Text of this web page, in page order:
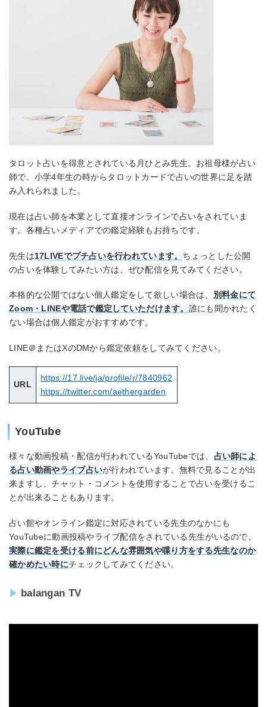
タロット占いを得意とされている月ひとみ先生。お祖母様が占い
師で、小学4年生の時からタロットカードで占いの世界に足を踏
み入れられました。
現在は占い師を本業として直接オンラインで占いをされていま
す。各種占いメディアでの鑑定経験もお持ちです。
先生は17LIVEでプチ占いを行われています。 ちょっとした公開
の占いを体験してみたい方は、ぜひ配信を見てみてください。
本格的な公開ではない個人鑑定をして欲しい場合は、 別料金にて
Zoom・LINEや電話で鑑定していただけます。 誰にも聞かれたく
ない場合は個人鑑定がおすすめです。
LINE＠またはXのDMから鑑定依頼をしてみてください。
URL
https://17.live/ja/profile/r/7840962
https://twitter.com/aethergarden
YouTube
様々な動画投稿・配信が行われているYouTubeでは、 占い師によ
る占い動画やライブ占いが行われています。無料で見ることが出
来ますし、チャット・コメントを使用することで占いを受けるこ
とが出来ることもあります。
占い館やオンライン鑑定に対応されている先生のなかにも
YouTubeに動画投稿やライブ配信をされている先生がいるので、
実際に鑑定を受ける前にどんな雰囲気や喋り方をする先生なのか
確かめたい時にチェックしてみてください。
balangan TV